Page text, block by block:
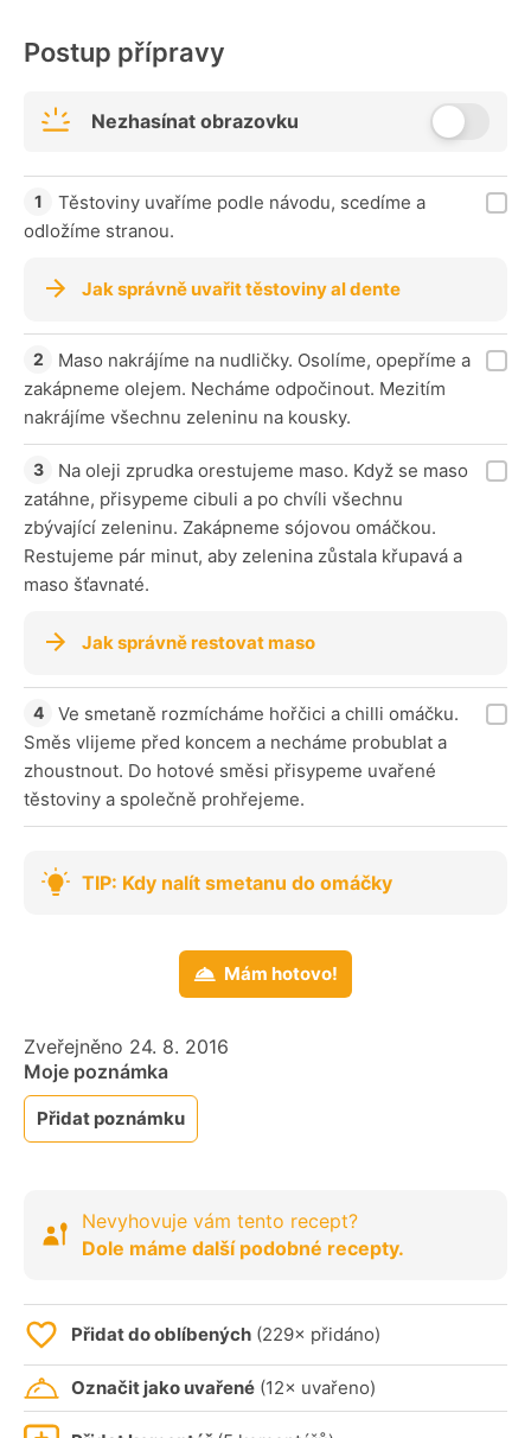
Postup přípravy
Nezhasínat obrazovku
Těstoviny uvaříme podle návodu, scedíme a
odložíme stranou.
Jak správně uvařit těstoviny al dente
Maso nakrájíme na nudličky. Osolíme, opepříme a
zakápneme olejem. Necháme odpočinout. Mezitím
nakrájíme všechnu zeleninu na kousky.
Na oleji zprudka orestujeme maso. Když se maso
zatáhne, přisypeme cibuli a po chvíli všechnu
zbývající zeleninu. Zakápneme sójovou omáčkou.
Restujeme pár minut, aby zelenina zůstala křupavá a
maso šťavnaté.
Jak správně restovat maso
Ve smetaně rozmícháme hořčici a chilli omáčku.
Směs vlijeme před koncem a necháme probublat a
zhoustnout. Do hotové směsi přisypeme uvařené
těstoviny a společně prohřejeme.
TIP: Kdy nalít smetanu do omáčky
Mám hotovo!
Zveřejněno 24. 8. 2016
Moje poznámka
Přidat poznámku
Nevyhovuje vám tento recept?
Dole máme další podobné recepty.
Přidat do oblíbených (229× přidáno)
Označit jako uvařené (12× uvařeno)